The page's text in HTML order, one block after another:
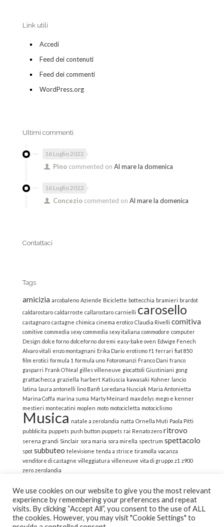
Link utili
Accedi
Feed dei contenuti
Feed dei commenti
WordPress.org
Ultimi commenti
16 Luglio 2022
Pino commented onAl mare la domenica
16 Luglio 2022
Concezio commented onAl mare la domenica
Contattaci
Tags
amicizia arcobaleno Aziende Biciclette bottecchia bramieri brardot
caldarostaro caldarroste callarostaro carnielli carosello
castagnaro castagne chimica cinema erotico Claudia Rivelli comitiva
comitive commedia sexy commedia sexy italiana commodore computer
Design dolce forno dolceforno doremi easy-bake oven Edwige Fenech
Alvaro vitali enzo montagnani Erika Dario erotismo f1 ferrari fiat 850
film erotici formula 1 formula uno Fotoromanzi Franco Dani franco
gasparri Frank O’Neal gilles villeneuve giocattoli Giustiniani gong
grattachecca graziella harbert Katiuscia kawasaki Kohner lancio
latina laura antonelli lino Banfi Loredana Nusciak Maria Antonietta
Marina Coffa marina suma Marty Meinard max delys mego e kenner
mestieri montecatini moplen moto motocicletta motociclismo
Musica natale a zerolandia natta Ornella Muti Paola Pitti
pubblicita puppets push button puppets rai Renato zero ritrovo
serena grandi Sinclair sora maria sora mirella spectrum spettacolo
spot subbuteo televisione tenda a strisce tiramolla vacanza
venditore di castagne villeggiatura villeneuve vita di gruppo z1 z900
zero zerolandia
© 2022 La Strana Nostalgia | All Rights Reserved | Powered
We use cookies on our website to give you the most relevant
experience by remembering your preferences and repeat
visits. By clicking “Accept All”, you consent to the use of ALL
the cookies. However, you may visit "Cookie Settings" to